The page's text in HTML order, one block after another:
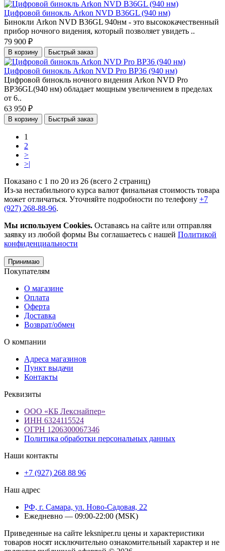
Цифровой бинокль Arkon NVD B36GL (940 нм)
Бинокли Arkon NVD B36GL 940нм - это высококачественный
прибор ночного видения, который позволяет увидеть ..
79 900 ₽
В корзину Быстрый заказ
Цифровой бинокль Arkon NVD Pro BP36 (940 нм)
Цифровой бинокль ночного видения Arkon NVD Pro
BP36GL(940 нм) обладает мощным увеличением в пределах
от 6..
63 950 ₽
В корзину Быстрый заказ
1
2
>
>|
Показано с 1 по 20 из 26 (всего 2 страниц)
Из-за нестабильного курса валют финальная стоимость товара
может отличаться. Уточняйте подробности по телефону +7
(927) 268-88-96.
Мы используем Cookies. Оставаясь на сайте или отправляя
заявку из любой формы Вы соглашаетесь с нашей Политикой
конфиденциальности
Принимаю
Покупателям
О магазине
Оплата
Оферта
Доставка
Возврат/обмен
О компании
Адреса магазинов
Пункт выдачи
Контакты
Реквизиты
ООО «КБ Лекснайпер»
ИНН 6324115524
ОГРН 1206300067346
Политика обработки персональных данных
Наши контакты
+7 (927) 268 88 96
Наш адрес
РФ, г. Самара, ул. Ново-Садовая, 22
Ежедневно — 09:00-22:00 (MSK)
Приведенные на сайте leksniper.ru цены и характеристики
товаров носят исключительно ознакомительный характер и не